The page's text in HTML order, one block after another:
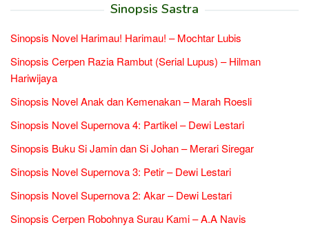
Sinopsis Sastra
Sinopsis Novel Harimau! Harimau! – Mochtar Lubis
Sinopsis Cerpen Razia Rambut (Serial Lupus) – Hilman
Hariwijaya
Sinopsis Novel Anak dan Kemenakan – Marah Roesli
Sinopsis Novel Supernova 4: Partikel – Dewi Lestari
Sinopsis Buku Si Jamin dan Si Johan – Merari Siregar
Sinopsis Novel Supernova 3: Petir – Dewi Lestari
Sinopsis Novel Supernova 2: Akar – Dewi Lestari
Sinopsis Cerpen Robohnya Surau Kami – A.A Navis